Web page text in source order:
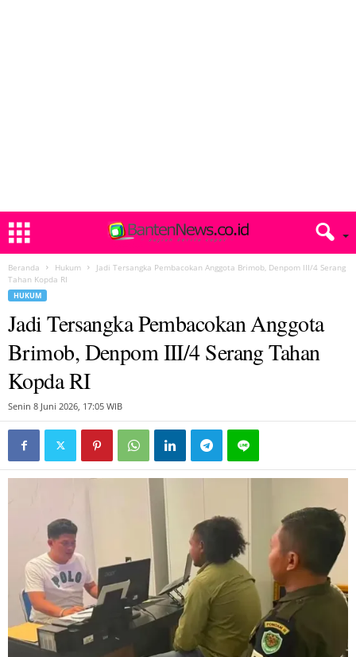
Beranda Hukum
Jadi Tersangka Pembacokan Anggota Brimob, Denpom III/4 Serang
Tahan Kopda RI
HUKUM
Jadi Tersangka Pembacokan Anggota
Brimob, Denpom III/4 Serang Tahan
Kopda RI
Senin 8 Juni 2026, 17:05 WIB